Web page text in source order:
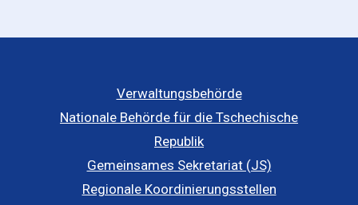
Verwaltungsbehörde
Nationale Behörde für die Tschechische
Republik
Gemeinsames Sekretariat (JS)
Regionale Koordinierungsstellen